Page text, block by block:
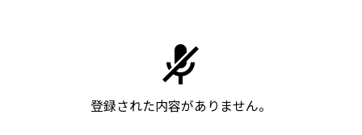
登録された内容がありません。